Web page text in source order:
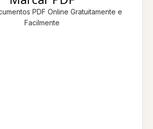
PDF Online Gratuitamente e
Facilmente